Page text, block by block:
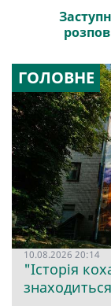
ГОЛОВНЕ
10.08.2026 20:14
"Історія